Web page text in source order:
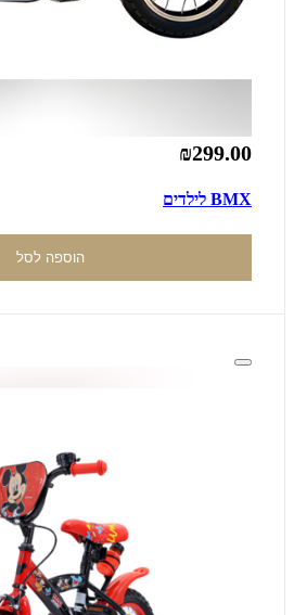
₪299.00
BMX לילדים
הוספה לסל